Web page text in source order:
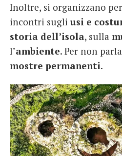
Inoltre, si organizzano
incontri sugli usi e
storia dell’isola, sulla
l’ambiente. Per non
mostre permanenti.